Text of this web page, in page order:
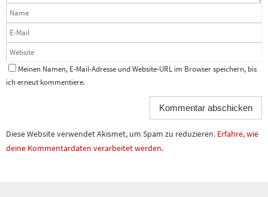
Meinen Namen, E-Mail-Adresse und Website-URL im Browser speichern, bis
ich erneut kommentiere.
Diese Website verwendet Akismet, um Spam zu reduzieren. Erfahre, wie
deine Kommentardaten verarbeitet werden.